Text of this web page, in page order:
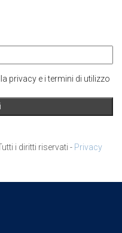
privacy e i termini di utilizzo
i diritti riservati - Privacy